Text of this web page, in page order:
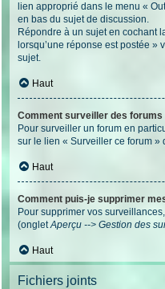
lien approprié dans le menu «
en bas du sujet de discussion.
Répondre à un sujet en cochant
lorsqu’une réponse est postée
sujet.
Haut
Comment surveiller des forums
Pour surveiller un forum en
sur le lien « Surveiller ce forum »
Haut
Comment puis-je supprimer
Pour supprimer vos
(ongletAperçu --> Gestion des
Haut
Fichiers joints